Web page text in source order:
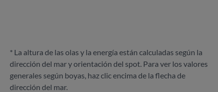
* La altura de las olas y la energía están calculadas según la
dirección del mar y orientación del spot. Para ver los valores
generales según boyas, haz clic encima de la flecha de
dirección del mar.